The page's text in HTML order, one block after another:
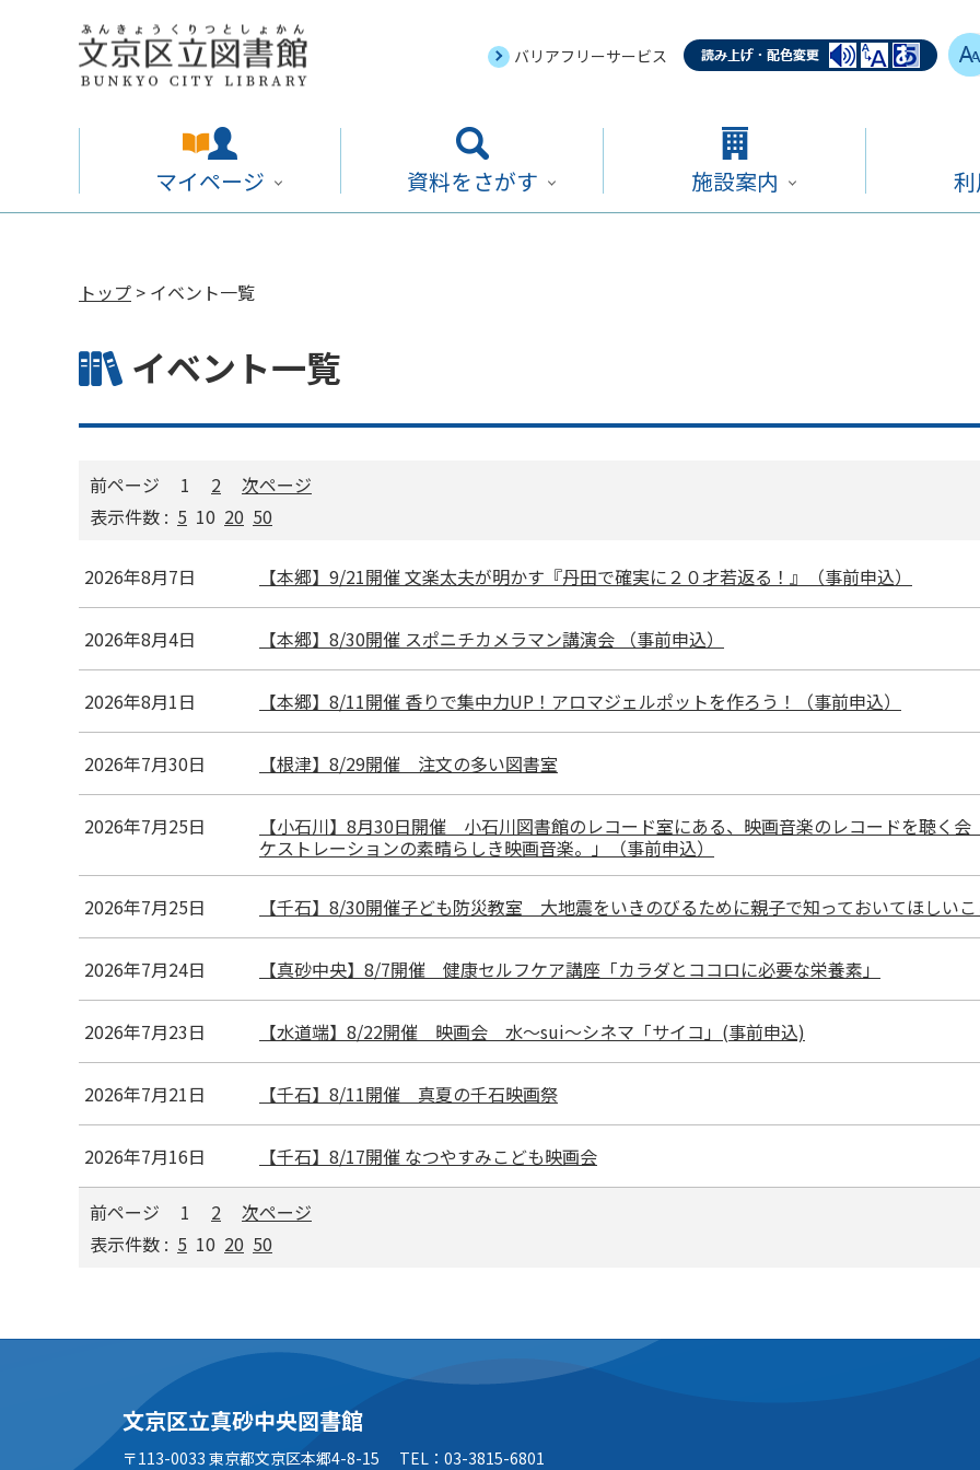
バリアフリーサービス
マイページ 資料をさがす 施設案内
トップ > イベント一覧
イベント一覧
前ページ 1 2
次ページ
表示件数 : 5 10 20 50
2026年8月7日 【本郷】9/21開催 文楽太夫が明かす『丹田で確実に２０才若返る！』（事前申込）
2026年8月4日 【本郷】8/30開催 スポニチカメラマン講演会 （事前申込）
2026年8月1日 【本郷】8/11開催 香りで集中力UP！アロマジェルポットを作ろう！（事前申込）
2026年7月30日 【根津】8/29開催 注文の多い図書室
2026年7月25日
【小石川】8月30日開催 小石川図書館のレコード室にある、映画音楽のレコードを聴く会
ケストレーションの素晴らしき映画音楽。」（事前申込）
2026年7月25日 【千石】8/30開催子ども防災教室 大地震をいきのびるために親子で知っておいてほしいこ
2026年7月24日 【真砂中央】8/7開催 健康セルフケア講座「カラダとココロに必要な栄養素」
2026年7月23日 【水道端】8/22開催 映画会 水～sui～シネマ「サイコ」(事前申込)
2026年7月21日 【千石】8/11開催 真夏の千石映画祭
2026年7月16日 【千石】8/17開催 なつやすみこども映画会
前ページ 1 2
次ページ
表示件数 : 5 10 20 50
文京区立真砂中央図書館
〒113-0033 東京都文京区本郷4-8-15 TEL：03-3815-6801